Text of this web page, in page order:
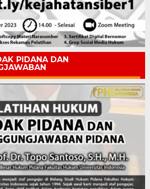
PIDANA DAN